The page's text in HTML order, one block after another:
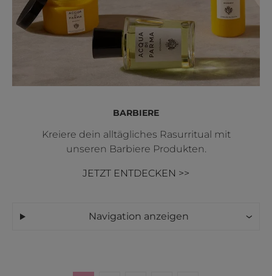
BARBIERE
Kreiere dein alltägliches Rasurritual mit
unseren Barbiere Produkten.
JETZT ENTDECKEN >>
Navigation anzeigen